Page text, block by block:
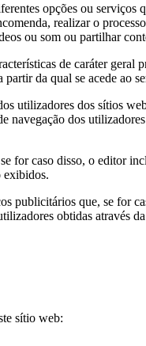
opções ou
realizar o
ou som ou partilhar
de caráter
da qual se acede ao
utilizadores dos sítios
dos
for caso disso, o editor
exibidos.
publicitários que, se for
obtidas através
sítio web: